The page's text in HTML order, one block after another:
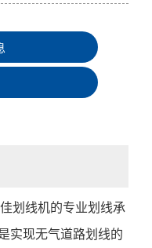
划线机的专业划线承
实现无气道路划线的